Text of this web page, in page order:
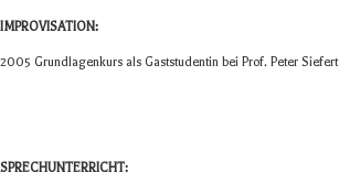
IMPROVISATION:
2005 Grund­la­gen­kurs als Gast­stu­den­tin bei Prof. Peter Siefert
SPRECHUNTERRICHT: